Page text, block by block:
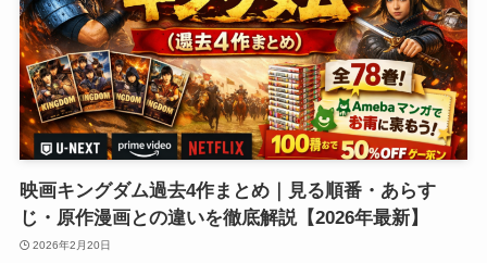
映画キングダム過去4作まとめ｜見る順番・あらす
じ・原作漫画との違いを徹底解説【2026年最新】
2026年2月20日